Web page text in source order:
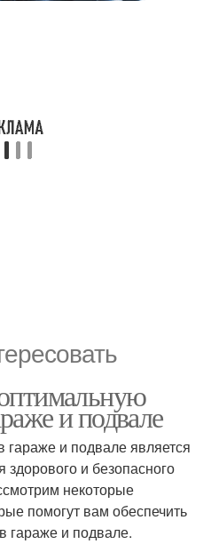
и подвале
и подвале является
и безопасного
некоторые
помогут вам обеспечить
гараже и подвале.